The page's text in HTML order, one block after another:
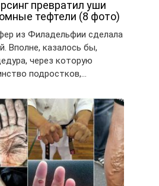
превратил уши
тефтели (8 фото)
из Филадельфии сделала
Вполне, казалось бы,
через которую
подростков,…